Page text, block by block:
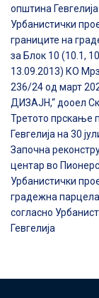
општина Гевгелија
Урбанистички
границите на
за Блок 10 (10.1,
13.09.2013) КО
236/24 од март
ДИЗАЈН,“ дооел
Третото прскање
Гевгелија на 30
Започна
центар во
Урбанистички
градежна
согласно
Гевгелија